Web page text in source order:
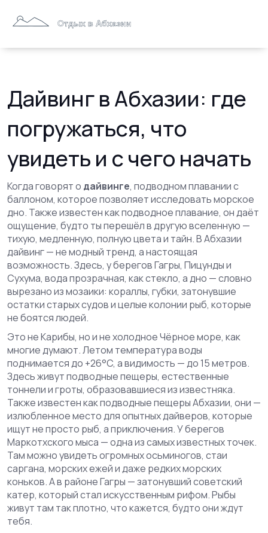
Дайвинг в Абхазии: где
погружаться, что
увидеть и с чего начать
Когда говорят о дайвинге, подводном плавании с
баллоном, которое позволяет исследовать морское
дно. Также известен какподводное плавание, он даёт
ощущение, будто ты перешёл в другую вселенную —
тихую, медленную, полную цвета и тайн.В Абхазии
дайвинг — не модный тренд, а настоящая
возможность. Здесь, у берегов Гагры, Пицунды и
Сухума, вода прозрачная, как стекло, а дно — словно
вырезано из мозаики: кораллы, губки, затонувшие
остатки старых судов и целые колонии рыб, которые
не боятся людей.
Это не Карибы, но и не холодное Чёрное море, как
многие думают. Летом температура воды
поднимается до +26°C, а видимость — до 15 метров.
Здесь живутподводные пещеры, естественные
тоннели и гроты, образовавшиеся из известняка.
Также известен какподводные пещеры Абхазии, они —
излюбленное место для опытных дайверов, которые
ищут не просто рыб, а приключения.У берегов
Маркотхского мыса — одна из самых известных точек.
Там можно увидеть огромных осьминогов, стаи
саргана, морских ежей и даже редких морских
коньков. А в районе Гагры — затонувший советский
катер, который стал искусственным рифом. Рыбы
живут там так плотно, что кажется, будто они ждут
тебя.